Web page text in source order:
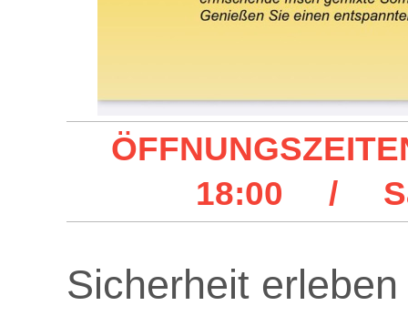
18:00 /
Sicherheit erleben